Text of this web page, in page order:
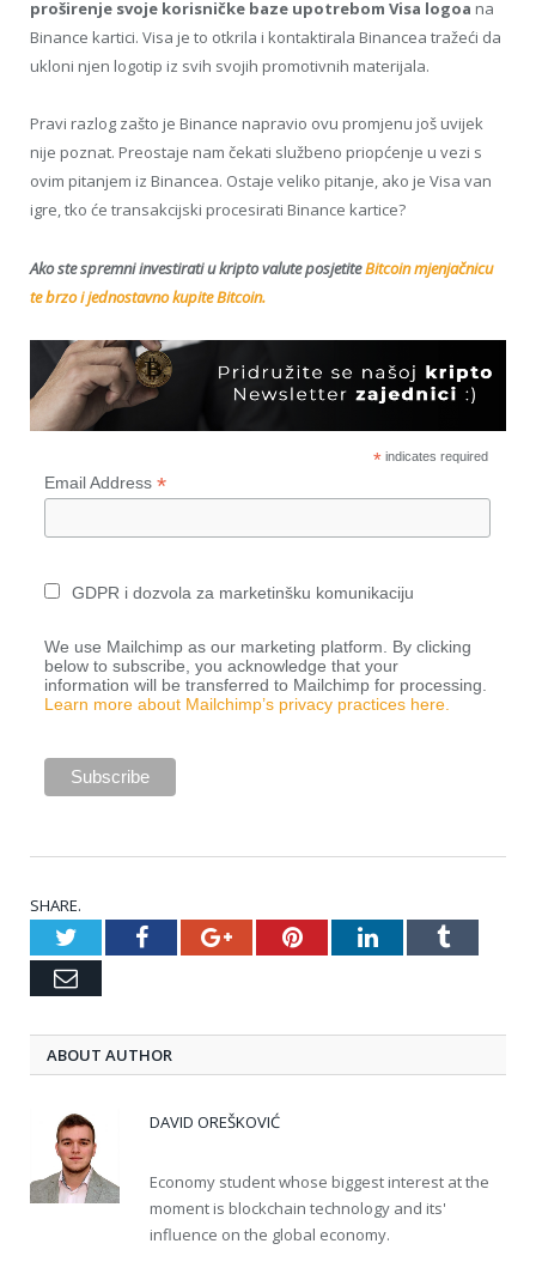
proširenje svoje korisničke baze upotrebom Visa logoa na
Binance kartici. Visa je to otkrila i kontaktirala Binancea tražeći da
ukloni njen logotip iz svih svojih promotivnih materijala.
Pravi razlog zašto je Binance napravio ovu promjenu još uvijek
nije poznat. Preostaje nam čekati službeno priopćenje u vezi s
ovim pitanjem iz Binancea. Ostaje veliko pitanje, ako je Visa van
igre, tko će transakcijski procesirati Binance kartice?
Ako ste spremni investirati u kripto valute posjetiteBitcoin mjenjačnicu
te brzo i jednostavno kupite Bitcoin.
*indicates required
Email Address *
GDPR i dozvola za marketinšku komunikaciju
We use Mailchimp as our marketing platform. By clicking
below to subscribe, you acknowledge that your
information will be transferred to Mailchimp for processing.
Learn more about Mailchimp’s privacy practices here.
SHARE.
TwitterFacebookGoogle+PinterestLinkedInTumblr
Email
ABOUT AUTHOR
DAVID OREŠKOVIĆ
Economy student whose biggest interest at the
moment is blockchain technology and its'
influence on the global economy.